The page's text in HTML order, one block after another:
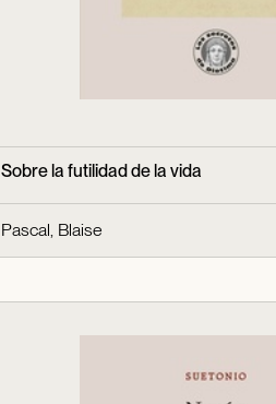
Sobre la futilidad de la vida
Pascal, Blaise